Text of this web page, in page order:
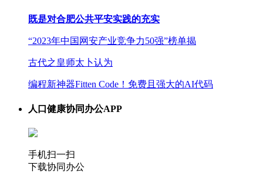
既是对合肥公共平安实践的充实
“2023年中国网安产业竞争力50强”榜单揭
古代之皇师太卜认为
编程新神器Fitten Code！免费且强大的AI代码
人口健康协同办公APP
手机扫一扫
下载协同办公